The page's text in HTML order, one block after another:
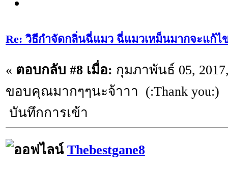
Re: วิธีกำจัดกลิ่นฉี่แมว ฉี่แมวเหม็นมากจะแก้ไ
« ตอบกลับ #8 เมื่อ: กุมภาพันธ์ 05,
ขอบคุณมากๆๆนะจ้าาา (:Thank you:)
บันทึกการเข้า
Thebestgane8